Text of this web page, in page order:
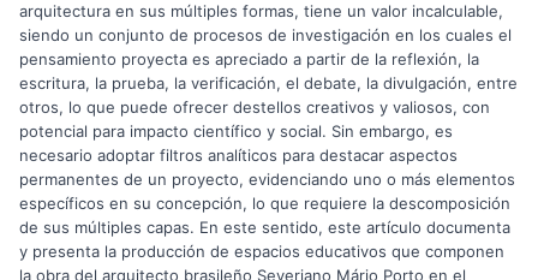
arquitectura en sus múltiples formas, tiene un valor incalculable,
siendo un conjunto de procesos de investigación en los cuales el
pensamiento proyecta es apreciado a partir de la reflexión, la
escritura, la prueba, la verificación, el debate, la divulgación, entre
otros, lo que puede ofrecer destellos creativos y valiosos, con
potencial para impacto científico y social. Sin embargo, es
necesario adoptar filtros analíticos para destacar aspectos
permanentes de un proyecto, evidenciando uno o más elementos
específicos en su concepción, lo que requiere la descomposición
de sus múltiples capas. En este sentido, este artículo documenta
y presenta la producción de espacios educativos que componen
la obra del arquitecto brasileño Severiano Mário Porto en el